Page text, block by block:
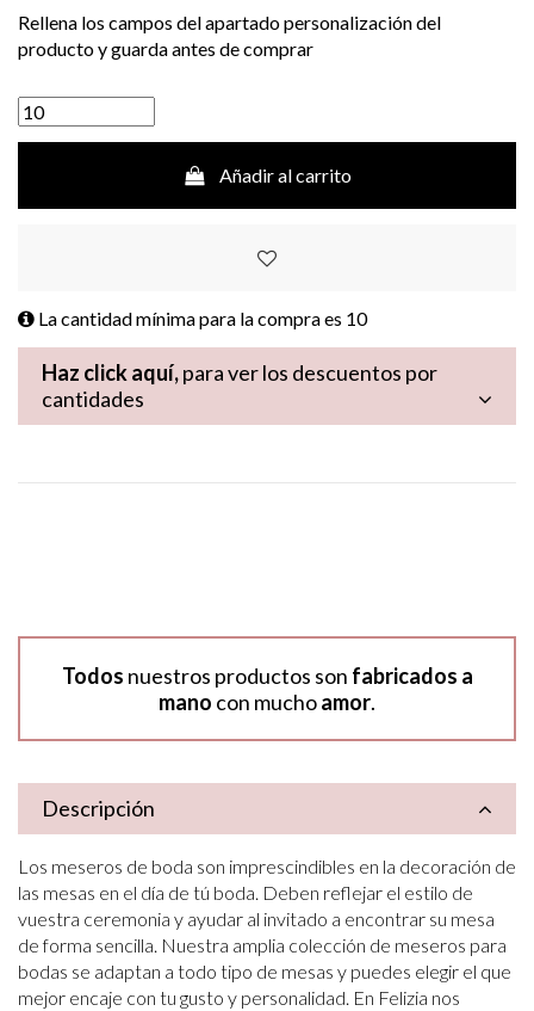
Rellena los campos del apartado personalización del
producto y guarda antes de comprar
Añadir al carrito
La cantidad mínima para la compra es 10
Haz click aquí,para ver los descuentos por
cantidades
Todos nuestros productos son fabricados a
mano con muchoamor.
Descripción
Los meseros de boda son imprescindibles en la decoración de
las mesas en el día de tú boda. Deben reflejar el estilo de
vuestra ceremonia y ayudar al invitado a encontrar su mesa
de forma sencilla. Nuestra amplia colección de meseros para
bodas se adaptan a todo tipo de mesas y puedes elegir el que
mejor encaje con tu gusto y personalidad. En Felizia nos